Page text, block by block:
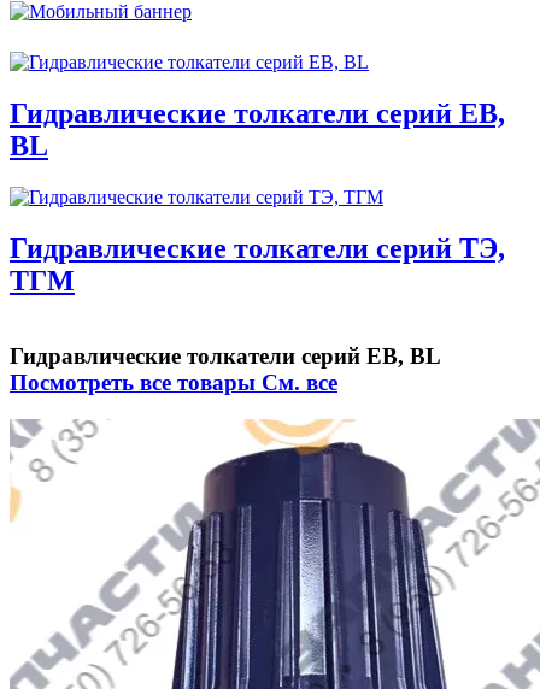
Гидравлические толкатели серий EB,
BL
Гидравлические толкатели серий ТЭ,
ТГМ
Гидравлические толкатели серий EB, BL
Посмотреть все товары См. все